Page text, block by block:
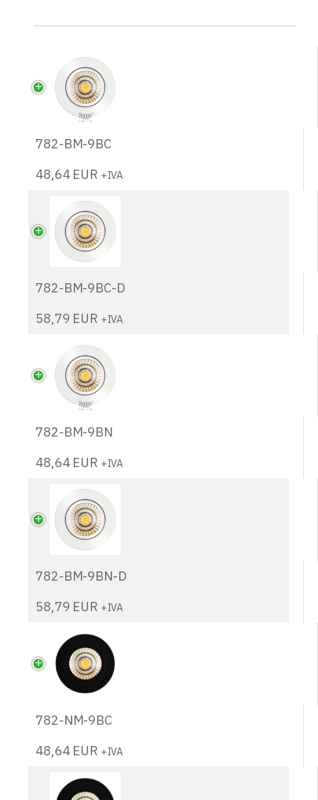
782-BM-9BC
48,64 EUR +IVA
782-BM-9BC-D
58,79 EUR +IVA
782-BM-9BN
48,64 EUR +IVA
782-BM-9BN-D
58,79 EUR +IVA
782-NM-9BC
48,64 EUR +IVA